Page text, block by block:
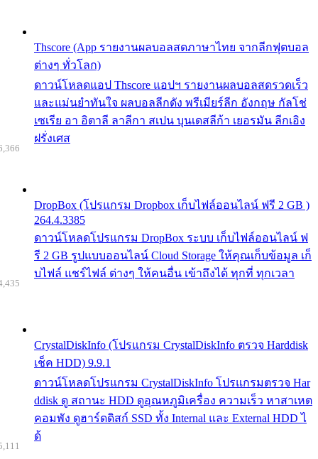
Thscore (App รายงานผลบอลสดภาษาไทย จากลีกฟุตบอล
ต่างๆ ทั่วโลก)
ดาวน์โหลดแอป Thscore แอปฯ รายงานผลบอลสดรวดเร็ว
และแม่นยำทันใจ ผลบอลลีกดัง พรีเมียร์ลีก อังกฤษ กัลโช่
เซเรีย อา อิตาลี ลาลีกา สเปน บุนเดสลีก้า เยอรมัน ลีกเอิง
ฝรั่งเศส
DropBox (โปรแกรม Dropbox เก็บไฟล์ออนไลน์ ฟรี 2 GB )
264.4.3385
ดาวน์โหลดโปรแกรม DropBox ระบบ เก็บไฟล์ออนไลน์ ฟ
รี 2 GB รูปแบบออนไลน์ Cloud Storage ให้คุณเก็บข้อมูล เก็
บไฟล์ แชร์ไฟล์ ต่างๆ ให้คนอื่น เข้าถึงได้ ทุกที่ ทุกเวลา
CrystalDiskInfo (โปรแกรม CrystalDiskInfo ตรวจ Harddisk
เช็ค HDD) 9.9.1
ดาวน์โหลดโปรแกรม CrystalDiskInfo โปรแกรมตรวจ Har
ddisk ดู สถานะ HDD ดูอุณหภูมิเครื่อง ความเร็ว หาสาเหต
คอมพัง ดูฮาร์ดดิสก์ SSD ทั้ง Internal และ External HDD ไ
ด้